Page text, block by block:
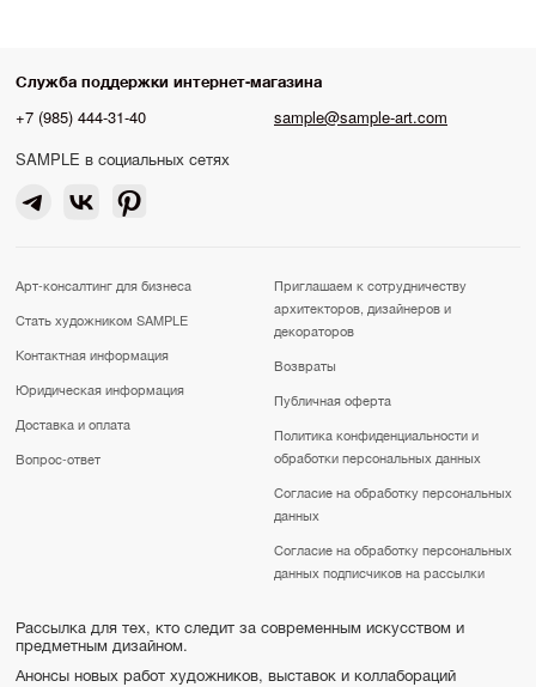
Служба поддержки интернет-магазина
+7 (985) 444-31-40
sample@sample-art.com
SAMPLE в социальных сетях
Арт-консалтинг для бизнеса
Стать художником SAMPLE
Контактная информация
Юридическая информация
Доставка и оплата
Вопрос-ответ
Приглашаем к сотрудничеству
архитекторов, дизайнеров и
декораторов
Возвраты
Публичная оферта
Политика конфиденциальности и
обработки персональных данных
Согласие на обработку персональных
данных
Согласие на обработку персональных
данных подписчиков на рассылки
Рассылка для тех, кто следит за современным искусством и
предметным дизайном.
Анонсы новых работ художников, выставок и коллабораций